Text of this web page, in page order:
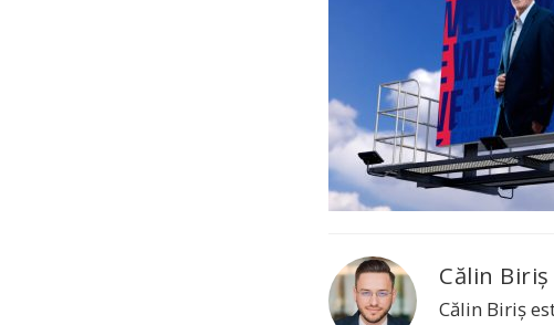
Călin Biriș
Călin Biriș